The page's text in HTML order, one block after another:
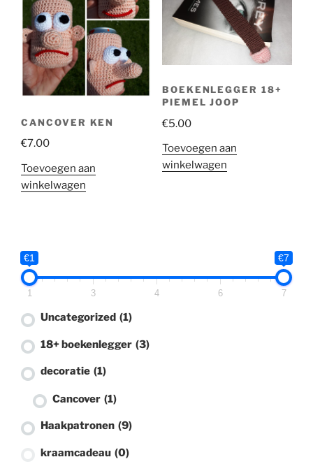
CANCOVER KEN
€7.00
Toevoegen aan
winkelwagen
BOEKENLEGGER 18+
PIEMEL JOOP
€5.00
Toevoegen aan
winkelwagen
€1 €7
1 3 4 6 7
Uncategorized (1)
18+ boekenlegger (3)
decoratie (1)
Cancover (1)
Haakpatronen (9)
kraamcadeau (0)